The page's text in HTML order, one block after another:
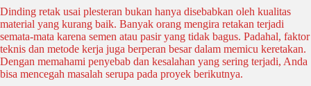
Dinding retak usai plesteran bukan hanya disebabkan oleh kualitas
material yang kurang baik. Banyak orang mengira retakan terjadi
semata-mata karena semen atau pasir yang tidak bagus. Padahal, faktor
teknis dan metode kerja juga berperan besar dalam memicu keretakan.
Dengan memahami penyebab dan kesalahan yang sering terjadi, Anda
bisa mencegah masalah serupa pada proyek berikutnya.